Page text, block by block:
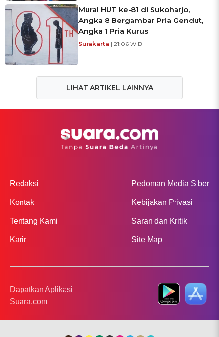
Mural HUT ke-81 di Sukoharjo,
Angka 8 Bergambar Pria Gendut,
Angka 1 Pria Kurus
Surakarta | 21:06 WIB
LIHAT ARTIKEL LAINNYA
Redaksi
Kontak
Tentang Kami
Karir
Pedoman Media Siber
Kebijakan Privasi
Saran dan Kritik
Site Map
Dapatkan Aplikasi
Suara.com